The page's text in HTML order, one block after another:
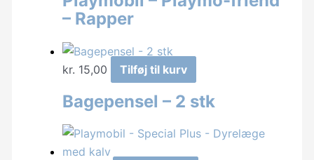
– Rapper
kr. 15,00 Tilføj til kurv
Bagepensel – 2 stk